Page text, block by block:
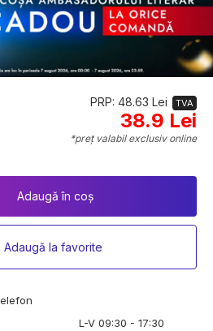
PRP: 48.63 Lei TVA
38.9 Lei
*preț valabil exclusiv online
Adaugă în coș
Adaugă la favorite
L-V 09:30 - 17:30